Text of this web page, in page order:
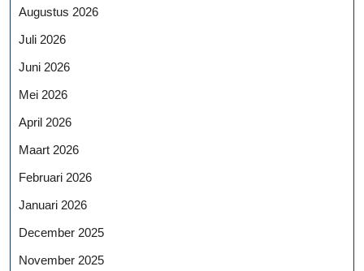
Augustus 2026
Juli 2026
Juni 2026
Mei 2026
April 2026
Maart 2026
Februari 2026
Januari 2026
December 2025
November 2025